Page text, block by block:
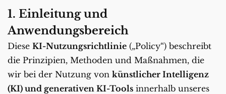
1. Einleitung und
Anwendungsbereich
Diese KI-Nutzungsrichtlinie („Policy“) beschreibt
die Prinzipien, Methoden und Maßnahmen, die
wir bei der Nutzung von künstlicher Intelligenz
(KI) und generativen KI-Tools innerhalb unseres